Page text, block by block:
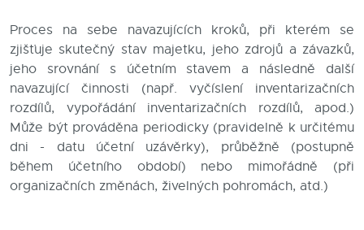
Kariéra
Partneři
Blog
Kontakty
Proces na sebe navazujících kroků, při kterém se
zjišťuje skutečný stav majetku, jeho zdrojů a závazků,
jeho srovnání s účetním stavem a následně další
navazující činnosti (např. vyčíslení inventarizačních
rozdílů, vypořádání inventarizačních rozdílů, apod.)
Může být prováděna periodicky (pravidelně k určitému
dni - datu účetní uzávěrky), průběžně (postupně
během účetního období) nebo mimořádně (při
organizačních změnách, živelných pohromách, atd.)